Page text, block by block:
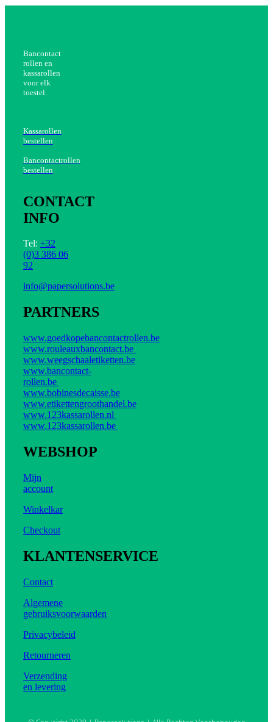
Bancontact
rollen en
kassarollen
voor elk
toestel.
Kassarollen
bestellen
Bancontactrollen
bestellen
CONTACT
INFO
Tel: +32
(0)3 386 06
92
info@papersolutions.be
PARTNERS
www.goedkopebancontactrollen.be
www.rouleauxbancontact.be
www.weegschaaletiketten.be
www.bancontact-
rollen.be
www.bobinesdecaisse.be
www.etikettengroothandel.be
www.123kassarollen.nl
www.123kassarollen.be
WEBSHOP
Mijn
account
Winkelkar
Checkout
KLANTENSERVICE
Contact
Algemene
gebruiksvoorwaarden
Privacybeleid
Retourneren
Verzending
en levering